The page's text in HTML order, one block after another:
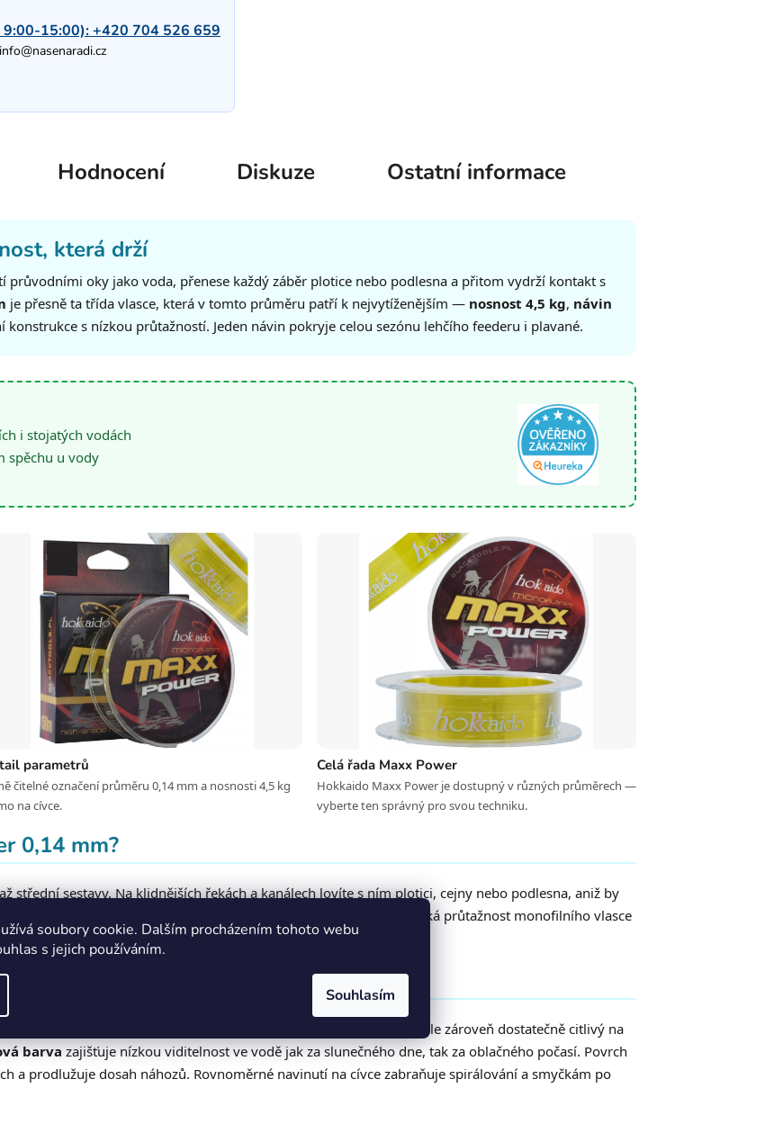
soubory cookie. Dalším procházením tohoto webu
s jejich používáním.
Souhlasím
9:00-15:00):+420 704 526 659
info@nasenaradi.cz
Hodnocení Diskuze Ostatní informace
která drží
průvodními oky jako voda, přenese každý záběr plotice nebo podlesna a přitom vydrží kontakt s
je přesně ta třída vlasce, která v tomto průměru patří k nejvytíženějším — nosnost 4,5 kg, návin
konstrukce s nízkou průtažností. Jeden návin pokryje celou sezónu lehčího feederu i plavané.
i stojatých vodách
spěchu u vody
parametrů
čitelné označení průměru 0,14 mm a nosnosti 4,5 kg
na cívce.
Celá řada Maxx Power
Hokkaido Maxx Power je dostupný v různých průměrech —
vyberte ten správný pro svou techniku.
0,14 mm?
střední sestavy. Na klidnějších řekách a kanálech lovíte s ním plotici, cejny nebo podlesna, aniž by
kapra do 3–4 kg pokud mu dáte prostor v dragbrzdě. Nízká průtažnost monofilního vlasce
feederu na tekoucí vodě naprosto zásadní.
— dost pružný na to, aby tlumil prudké záběry u prutu, ale zároveň dostatečně citlivý na
barvazajišťuje nízkou viditelnost ve vodě jak za slunečného dne, tak za oblačného počasí. Povrch
a prodlužuje dosah náhozů. Rovnoměrné navinutí na cívce zabraňuje spirálování a smyčkám po